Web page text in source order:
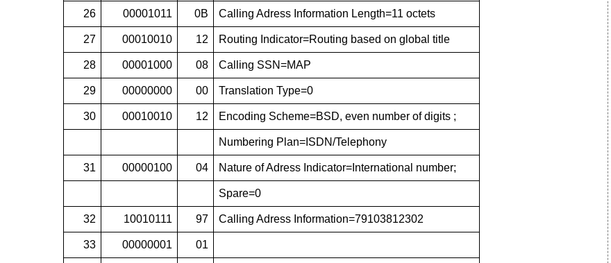
26 00001011 0B Calling Adress Information Length=11 octets
27 00010010 12 Routing Indicator=Routing based on global title
28 00001000 08 Calling SSN=MAP
29 00000000 00 Translation Type=0
30 00010010 12 Encoding Scheme=BSD, even number of digits ;
Numbering Plan=ISDN/Telephony
31 00000100 04 Nature of Adress Indicator=International number;
Spare=0
32 10010111 97 Calling Adress Information=79103812302
33 00000001 01